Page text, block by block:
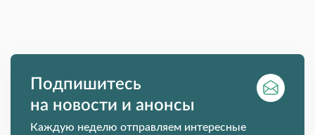
Подпишитесь
на новости и анонсы
Каждую неделю отправляем интересные